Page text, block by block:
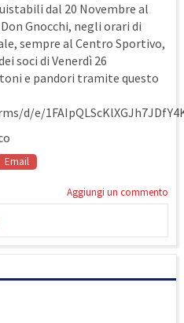
dal 20 Novembre al
Gnocchi, negli orari di
sempre al Centro Sportivo,
soci di Venerdì 26
e pandori tramite questo
d/e/
Email
Aggiungi un commento